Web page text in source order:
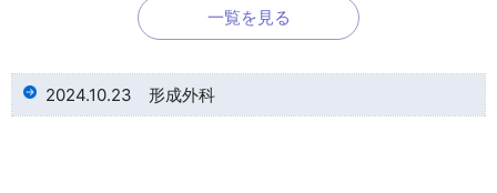
一覧を見る
2024.10.23 形成外科